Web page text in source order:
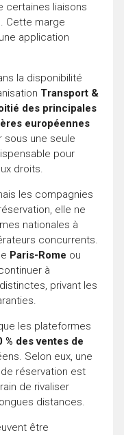
certaines liaisons
Cette marge
application
la disponibilité
Transport &
des principales
européennes
sous une seule
pour
droits.
les compagnies
elle ne
nationales à
concurrents.
Paris-Rome ou
à
privant les
les plateformes
% des ventes de
Selon eux, une
réservation est
de rivaliser
distances.
être